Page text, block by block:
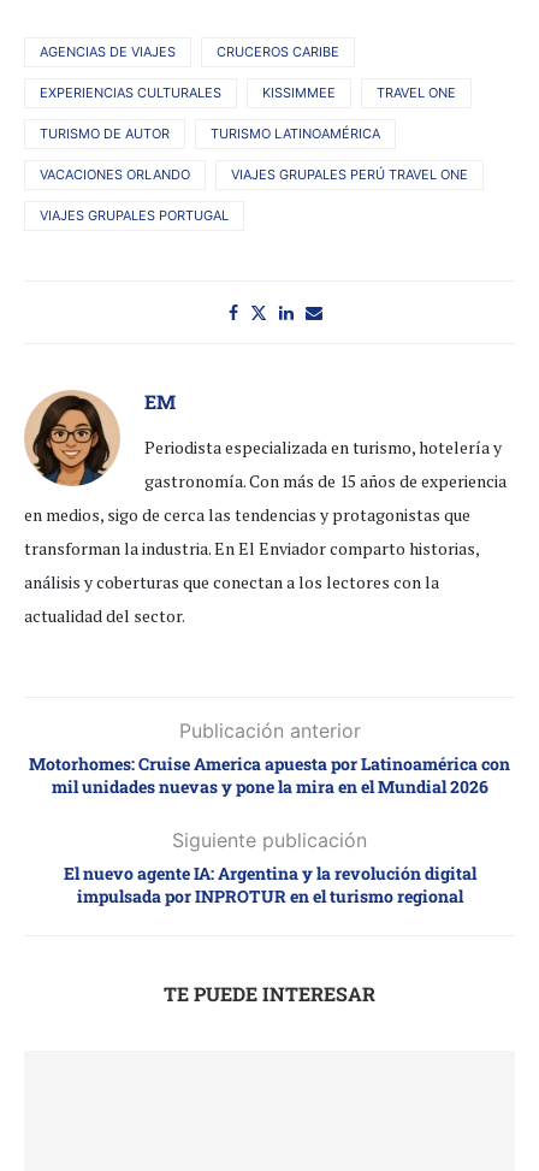
AGENCIAS DE VIAJES CRUCEROS CARIBE
EXPERIENCIAS CULTURALES KISSIMMEE TRAVEL ONE
TURISMO DE AUTOR TURISMO LATINOAMÉRICA
VACACIONES ORLANDO VIAJES GRUPALES PERÚ TRAVEL ONE
VIAJES GRUPALES PORTUGAL
EM
Periodista especializada en turismo, hotelería y
gastronomía. Con más de 15 años de experiencia
en medios, sigo de cerca las tendencias y protagonistas que
transforman la industria. En El Enviador comparto historias,
análisis y coberturas que conectan a los lectores con la
actualidad del sector.
Publicación anterior
Motorhomes: Cruise America apuesta por Latinoamérica con
mil unidades nuevas y pone la mira en el Mundial 2026
Siguiente publicación
El nuevo agente IA: Argentina y la revolución digital
impulsada por INPROTUR en el turismo regional
TE PUEDE INTERESAR